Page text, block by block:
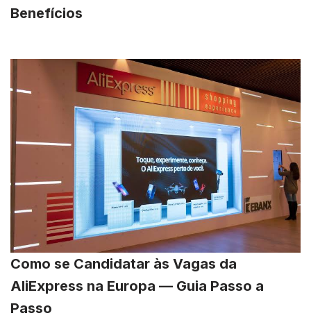
Benefícios
Como se Candidatar às Vagas da
AliExpress na Europa — Guia Passo a
Passo